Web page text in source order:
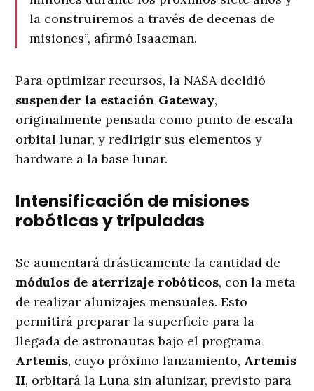
la construiremos a través de decenas de
misiones”, afirmó Isaacman.
Para optimizar recursos, la NASA decidió
suspender la estación Gateway,
originalmente pensada como punto de escala
orbital lunar, y redirigir sus elementos y
hardware a la base lunar.
Intensificación de misiones
robóticas y tripuladas
Se aumentará drásticamente la cantidad de
módulos de aterrizaje robóticos, con la meta
de realizar alunizajes mensuales. Esto
permitirá preparar la superficie para la
llegada de astronautas bajo el programa
Artemis, cuyo próximo lanzamiento, Artemis
II, orbitará la Luna sin alunizar, previsto para